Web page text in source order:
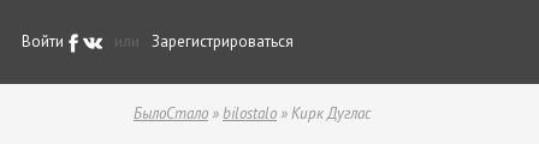
Войти или Зарегистрироваться
БылоСтало »bilostalo » Кирк Дуглас